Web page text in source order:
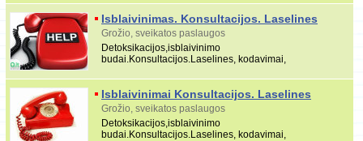
Isblaivinimas. Konsultacijos. Laselines
Vilnius, Klaipeda
Grožio, sveikatos paslaugos
Detoksikacijos,isblaivinimo
budai.Konsultacijos.Laselines, kodavimai,
(www.deguoniesklinika.lt),vaistazolės,netradiciniai gyd.
Isblaivinimai Konsultacijos. Laselines
Vilnius, Klaipeda
Grožio, sveikatos paslaugos
Detoksikacijos,isblaivinimo
budai.Konsultacijos.Laselines, kodavimai,